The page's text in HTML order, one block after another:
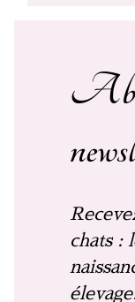
chats :